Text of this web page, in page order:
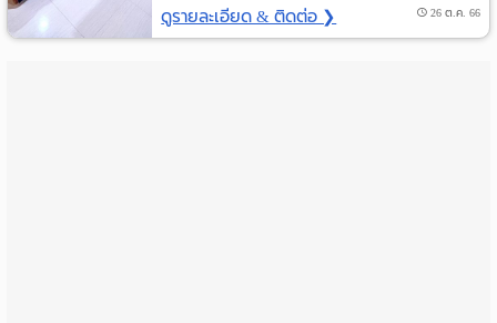
วัน ดูรายละเอียด & ติดต่อ ❯ 26 ต.ค. 66